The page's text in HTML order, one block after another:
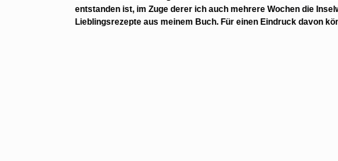
entstanden ist, im Zuge derer ich auch mehrere Wochen die
Lieblingsrezepte aus meinem Buch. Für einen Eindruck davon